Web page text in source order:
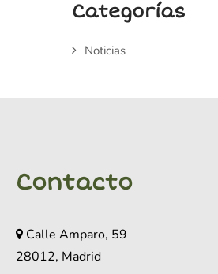
Categorías
Noticias
Contacto
Calle Amparo, 59
28012, Madrid